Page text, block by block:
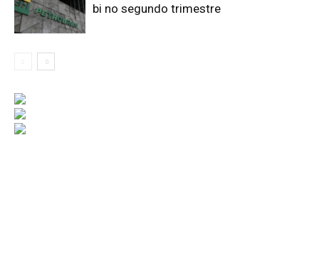
bi no segundo trimestre